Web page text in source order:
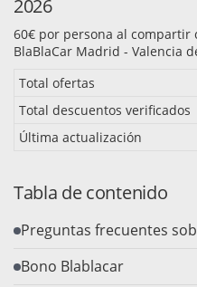
2026
60€ por persona al compartir
BlaBlaCar Madrid - Valencia
Total ofertas
Total descuentos verificados
Última actualización
Tabla de contenido
Preguntas frecuentes
Bono Blablacar